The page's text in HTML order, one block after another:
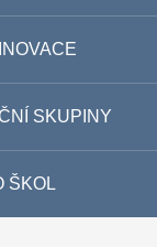
SKUPINY
ŠKOL